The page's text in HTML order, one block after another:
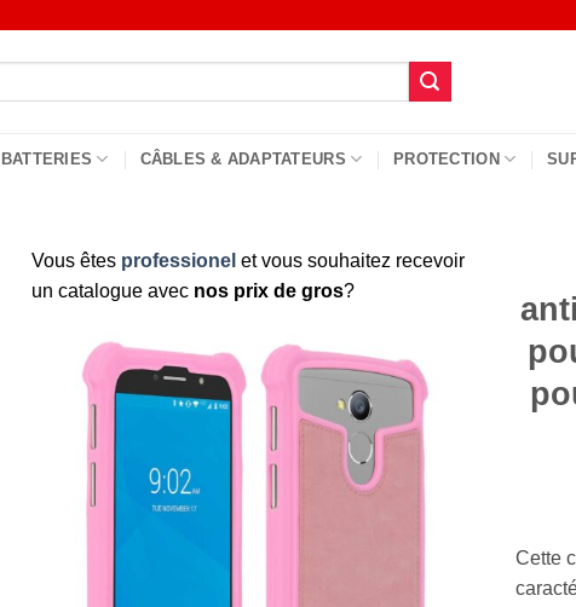
CÂBLES & ADAPTATEURS PROTECTION
Vous êtes professionel et vous souhaitez recevoir
un catalogue avec nos prix de gros?
Cette